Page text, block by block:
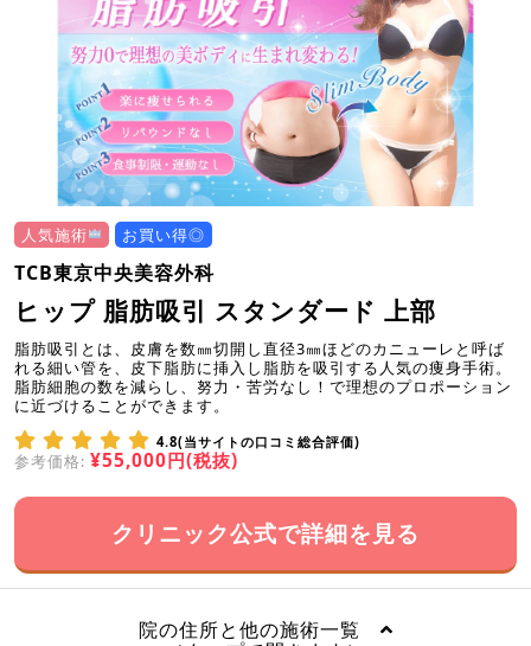
人気施術 お買い得◎
TCB東京中央美容外科
ヒップ 脂肪吸引 スタンダード 上部
脂肪吸引とは、皮膚を数㎜切開し直径3㎜ほどのカニューレと呼ば
れる細い管を、皮下脂肪に挿入し脂肪を吸引する人気の痩身手術。
脂肪細胞の数を減らし、努力・苦労なし！で理想のプロポーション
に近づけることができます。
4.8(当サイトの口コミ総合評価)
参考価格: ¥55,000円(税抜)
クリニック公式で詳細を見る
院の住所と他の施術一覧